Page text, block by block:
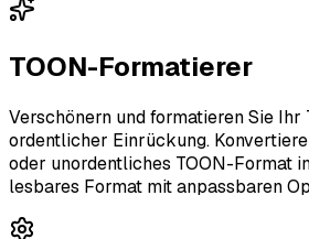
TOON-Formatierer
Verschönern und formatieren Sie
ordentlicher Einrückung.
oder unordentliches TOON-Format
lesbares Format mit anpassbaren